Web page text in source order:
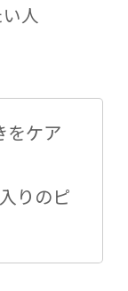
人
をケア
りのピ